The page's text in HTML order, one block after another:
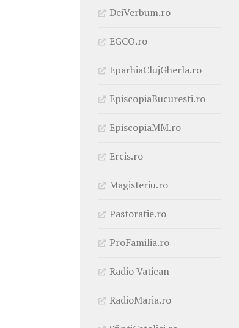
DeiVerbum.ro
EGCO.ro
EparhiaClujGherla.ro
EpiscopiaBucuresti.ro
EpiscopiaMM.ro
Ercis.ro
Magisteriu.ro
Pastoratie.ro
ProFamilia.ro
Radio Vatican
RadioMaria.ro